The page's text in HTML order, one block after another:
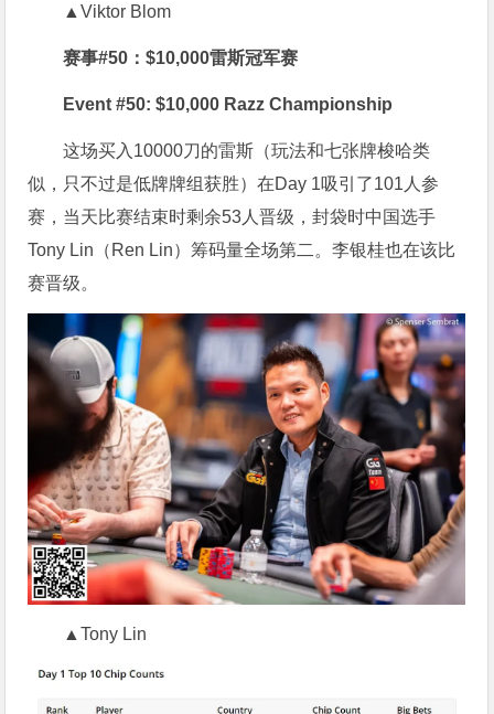
▲Viktor Blom
赛事#50：$10,000雷斯冠军赛
Event #50: $10,000 Razz Championship
这场买入10000刀的雷斯（玩法和七张牌梭哈类
似，只不过是低牌牌组获胜）在Day 1吸引了101人参
赛，当天比赛结束时剩余53人晋级，封袋时中国选手
Tony Lin（Ren Lin）筹码量全场第二。李银桂也在该比
赛晋级。
▲Tony Lin